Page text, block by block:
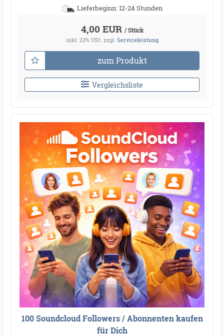
Lieferbeginn: 12-24 Stunden
4,00 EUR / Stück
inkl. 22% USt. zzgl. Serviceleistung
zum Produkt
Vergleichsliste
100 Soundcloud Followers / Abonnenten kaufen
für Dich